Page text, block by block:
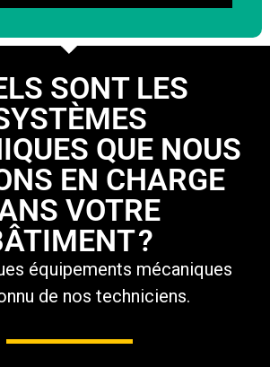
SONT LES
QUE NOUS
EN CHARGE
VOTRE
?
équipements mécaniques
de nos techniciens.